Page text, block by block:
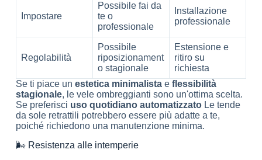
Impostare
Possibile fai da
te o
professionale
Installazione
professionale
Regolabilità
Possibile
riposizionament
o stagionale
Estensione e
ritiro su
richiesta
Se ti piace un estetica minimalistae flessibilità
stagionale, le vele ombreggianti sono un'ottima scelta.
Se preferisci uso quotidiano automatizzatoLe tende
da sole retrattili potrebbero essere più adatte a te,
poiché richiedono una manutenzione minima.
🌬️ Resistenza alle intemperie